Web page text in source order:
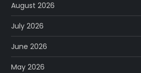
August 2026
July 2026
June 2026
May 2026